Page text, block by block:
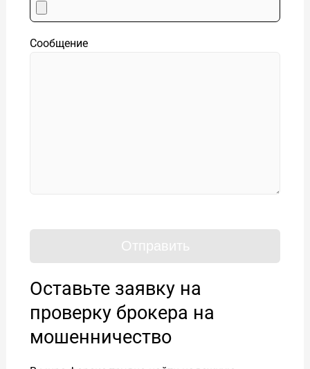
Сообщение
Оставьте заявку на
проверку брокера на
мошенничество